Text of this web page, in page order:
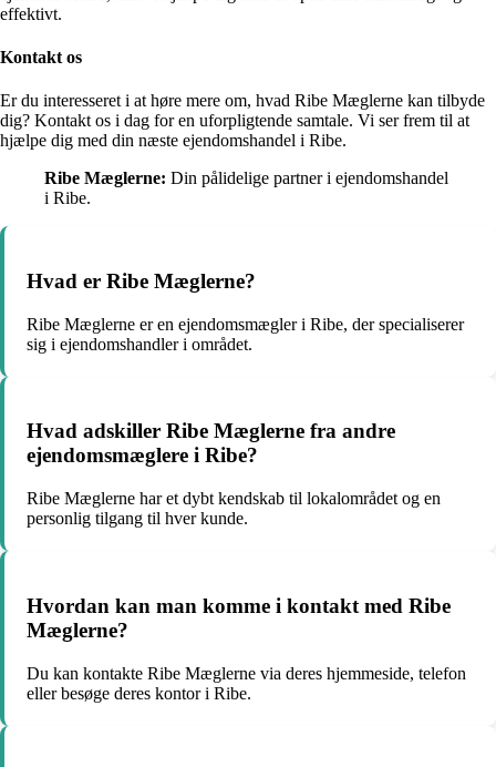
effektivt.
Kontakt os
Er du interesseret i at høre mere om, hvad Ribe Mæglerne kan tilbyde
dig? Kontakt os i dag for en uforpligtende samtale. Vi ser frem til at
hjælpe dig med din næste ejendomshandel i Ribe.
Ribe Mæglerne: Din pålidelige partner i ejendomshandel
i Ribe.
Hvad er Ribe Mæglerne?
Ribe Mæglerne er en ejendomsmægler i Ribe, der specialiserer
sig i ejendomshandler i området.
Hvad adskiller Ribe Mæglerne fra andre
ejendomsmæglere i Ribe?
Ribe Mæglerne har et dybt kendskab til lokalområdet og en
personlig tilgang til hver kunde.
Hvordan kan man komme i kontakt med Ribe
Mæglerne?
Du kan kontakte Ribe Mæglerne via deres hjemmeside, telefon
eller besøge deres kontor i Ribe.